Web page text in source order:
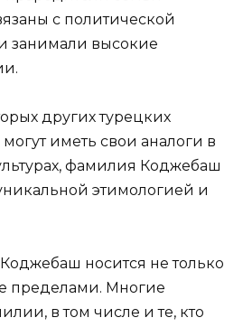
с политической
занимали высокие
других турецких
иметь свои аналоги в
фамилия Коджебаш
этимологией и
носится не только
пределами. Многие
в том числе и те, кто